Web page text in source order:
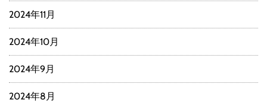
2024年11月
2024年10月
2024年9月
2024年8月